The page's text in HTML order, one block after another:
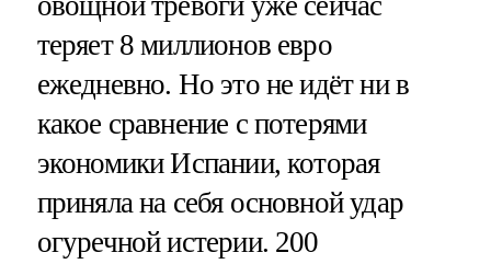
теряет 8 миллионов евро
ежедневно. Но это не идёт ни в
какое сравнение с потерями
экономики Испании, которая
приняла на себя основной удар
огуречной истерии. 200